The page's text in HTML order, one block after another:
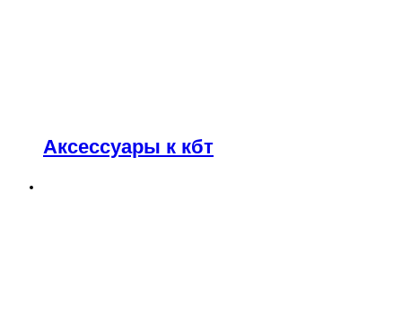
Аксессуары к кбт